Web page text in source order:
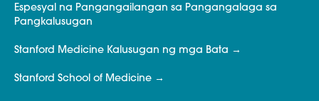
Espesyal na Pangangailangan sa Pangangalaga sa
Pangkalusugan
Stanford Medicine Kalusugan ng mga Bata
Stanford School of Medicine